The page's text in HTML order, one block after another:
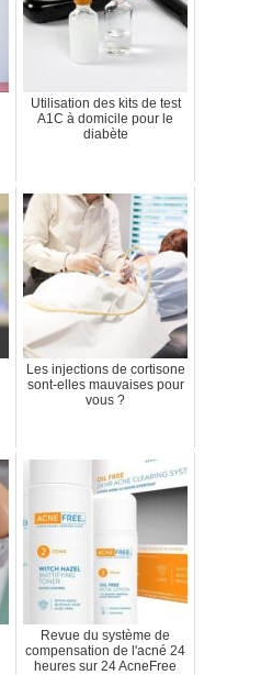
Utilisation des kits de test
A1C à domicile pour le
diabète
Les injections de cortisone
sont-elles mauvaises pour
vous ?
Revue du système de
compensation de l'acné 24
heures sur 24 AcneFree